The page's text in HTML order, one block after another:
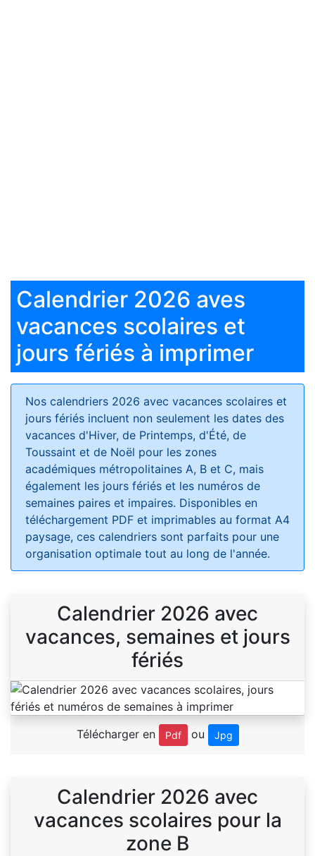
Calendrier 2026 aves
vacances scolaires et
jours fériés à imprimer
Nos calendriers 2026 avec vacances scolaires et
jours fériés incluent non seulement les dates des
vacances d'Hiver, de Printemps, d'Été, de
Toussaint et de Noël pour les zones
académiques métropolitaines A, B et C, mais
également les jours fériés et les numéros de
semaines paires et impaires. Disponibles en
téléchargement PDF et imprimables au format A4
paysage, ces calendriers sont parfaits pour une
organisation optimale tout au long de l'année.
Calendrier 2026 avec
vacances, semaines et jours
fériés
Télécharger en Pdf ou Jpg
Calendrier 2026 avec
vacances scolaires pour la
zone B